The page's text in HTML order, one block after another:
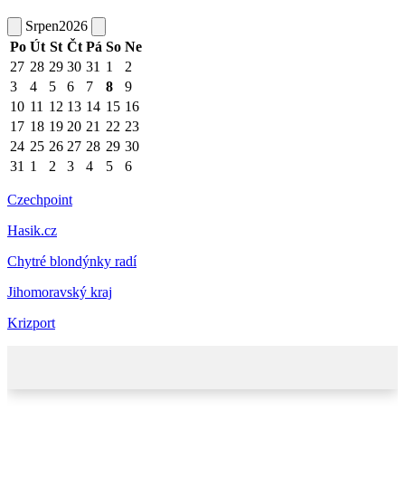
Srpen2026
Po Út St Čt Pá So Ne
27 28 29 30 31 1
2
3
4 5 6 7 8
9
10 11 12 13 14 15 16
17 18 19 20 21 22 23
24 25 26 27 28 29 30
31 1 2 3 4 5 6
Czechpoint
Hasik.cz
Chytré blondýnky radí
Jihomoravský kraj
Krizport